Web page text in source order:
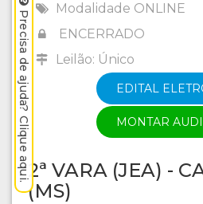
Modalidade ONLINE
ENCERRADO
Leilão: Único
EDITAL
MONTAR
2ª VARA (JEA) -
(MS)
Precisa de ajuda? Clique aqui.